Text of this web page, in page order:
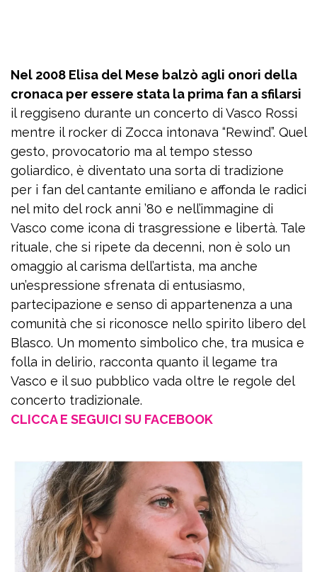
Nel 2008 Elisa del Mese balzò agli onori della
cronaca per essere stata la prima fan a sfilarsi
il reggiseno durante un concerto di Vasco Rossi
mentre il rocker di Zocca intonava “Rewind”. Quel
gesto, provocatorio ma al tempo stesso
goliardico, è diventato una sorta di tradizione
per i fan del cantante emiliano e affonda le radici
nel mito del rock anni ’80 e nell’immagine di
Vasco come icona di trasgressione e libertà. Tale
rituale, che si ripete da decenni, non è solo un
omaggio al carisma dell’artista, ma anche
un’espressione sfrenata di entusiasmo,
partecipazione e senso di appartenenza a una
comunità che si riconosce nello spirito libero del
Blasco. Un momento simbolico che, tra musica e
folla in delirio, racconta quanto il legame tra
Vasco e il suo pubblico vada oltre le regole del
concerto tradizionale.
CLICCA E SEGUICI SU FACEBOOK